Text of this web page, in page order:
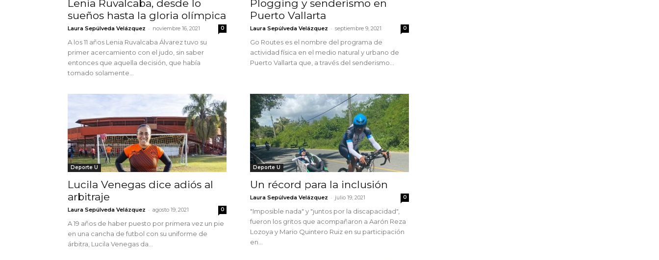
Lenia Ruvalcaba, desde lo
sueños hasta la gloria olímpica
Laura Sepúlveda Velázquez - noviembre 16, 2021 0
A los 11 años Lenia Ruvalcaba Álvarez tuvo su
primer acercamiento con el judo, sin saber
entonces que aquella decisión, que había
tomado solamente...
Plogging y senderismo en
Puerto Vallarta
Laura Sepúlveda Velázquez - septiembre 9, 2021 0
Go Routes es el nombre del programa de
actividad física en el medio natural y urbano de
Puerto Vallarta que, a través del senderismo...
Deporte U
Lucila Venegas dice adiós al
arbitraje
Laura Sepúlveda Velázquez - agosto 19, 2021 0
A 19 años de haber puesto por primera vez un pie
en una cancha de futbol con su uniforme de
árbitra, Lucila Venegas da...
Deporte U
Un récord para la inclusión
Laura Sepúlveda Velázquez - julio 19, 2021 0
"Imposible nada" y "juntos por la discapacidad",
fueron los gritos que acompañaron a Aarón Reza
Lozoya y Mario Quintero Ruiz en su participación
en...